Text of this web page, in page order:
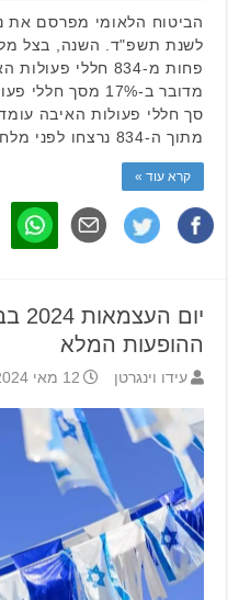
הביטוח הלאומי מפרסם את
לשנת תשפ"ד. השנה, בצל
פחות מ-834 חללי
מתוך ה-834 נרצחו לפני מלחמת …
קרא עוד »
ההופעות המלא
עידו וינגרטן 12 מאי 2024 14:58